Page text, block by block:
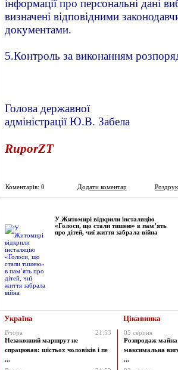
інформації про персональні дані
визначені відповідними
документами.
5.Контроль за виконанням
Голова державної
адміністрації Ю.В. Забела
RuporZT
Коментарів: 0 Додати коментар
У Житомирі відкрили інсталяцію
«Голоси, що стали тишею» в пам’ять
про дітей, чиї життя забрала війна
Україна Цікавинка
Вчора
21:53
Незаконний маршрут не
спрацював: шістьох чоловіків і пе
...
05 серпня
Розпродаж майна
максимальна
...